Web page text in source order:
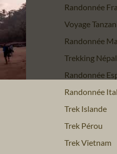
Randonnée
Voyage
Randonnée
Trekking Népal
Randonnée
Randonnée
Trek Islande
Trek Pérou
Trek Vietnam